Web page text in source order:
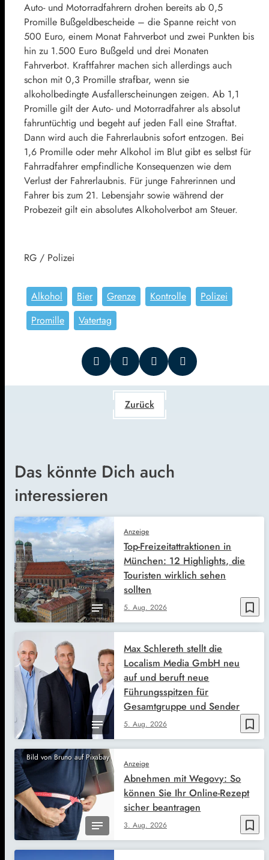
Auto- und Motorradfahrern drohen bereits ab 0,5
Promille Bußgeldbescheide – die Spanne reicht von
500 Euro, einem Monat Fahrverbot und zwei Punkten bis
hin zu 1.500 Euro Bußgeld und drei Monaten
Fahrverbot. Kraftfahrer machen sich allerdings auch
schon mit 0,3 Promille strafbar, wenn sie
alkoholbedingte Ausfallerscheinungen zeigen. Ab 1,1
Promille gilt der Auto- und Motorradfahrer als absolut
fahruntüchtig und begeht auf jeden Fall eine Straftat.
Dann wird auch die Fahrerlaubnis sofort entzogen. Bei
1,6 Promille oder mehr Alkohol im Blut gibt es selbst für
Fahrradfahrer empfindliche Konsequenzen wie dem
Verlust der Fahrerlaubnis. Für junge Fahrerinnen und
Fahrer bis zum 21. Lebensjahr sowie während der
Probezeit gilt ein absolutes Alkoholverbot am Steuer.
RG / Polizei
Alkohol Bier Grenze Kontrolle
Polizei
Promille
Vatertag
Zurück
Das könnte Dich auch
interessieren
bookmark_border
Anzeige
5. Aug. 2026
Top-Freizeitattraktionen in
München: 12 Highlights, die
Touristen wirklich sehen
sollten
bookmark_border
5. Aug. 2026
Max Schlereth stellt die
Localism Media GmbH neu
auf und beruft neue
Führungsspitzen für
Gesamtgruppe und Sender
Bild von Bruno auf Pixabay
bookmark_border
Anzeige
3. Aug. 2026
Abnehmen mit Wegovy: So
können Sie Ihr Online-Rezept
sicher beantragen